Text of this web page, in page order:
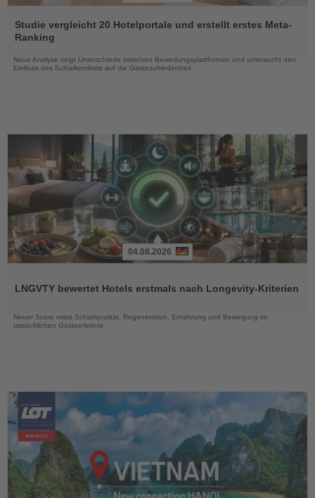
Sie
die
Nachrichten
Studie vergleicht 20 Hotelportale und erstellt erstes Meta-
Ranking
Neue Analyse zeigt Unterschiede zwischen Bewertungsplattformen und untersucht den
Einfluss des Schlafkomforts auf die Gästezufriedenheit
die
04.08.2026
LNGVTY bewertet Hotels erstmals nach Longevity-Kriterien
Neuer Score misst Schlafqualität, Regeneration, Ernährung und Bewegung im
tatsächlichen Gästeerlebnis